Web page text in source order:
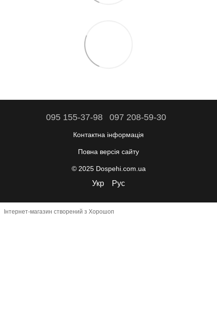
095 155-37-98 097 208-59-30
Контактна інформація
Повна версія сайту
© 2025 Dospehi.com.ua
Укр Рус
Інтернет-магазин створений з Хорошоп